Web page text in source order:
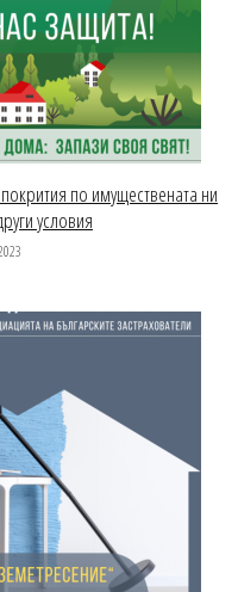
по имуществената ни
условия